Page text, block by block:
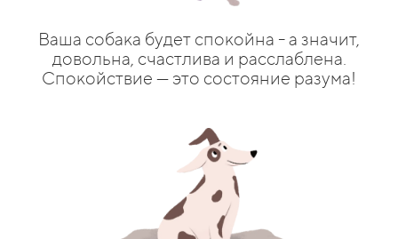
Ваша собака будет спокойна - а значит,
довольна, счастлива и расслаблена.
Спокойствие — это состояние разума!